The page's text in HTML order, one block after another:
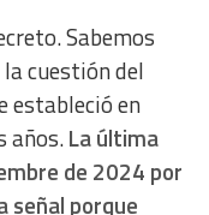
Sabemos
cuestión del
estableció en
años.La última
de 2024 por
señal porque
or combinations